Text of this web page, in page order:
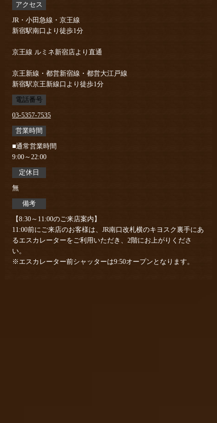
アクセス
JR・小田急線・京王線
新宿駅南口より徒歩1分
京王線 ルミネ新宿店より直通
京王新線・都営新宿線・都営大江戸線
新宿駅京王新線口より徒歩1分
電話番号
03-5357-7535
営業時間
■通常営業時間
9:00～22:00
定休日
無
備考
【8:30～11:00のご来店案内】
11:00前にご来店のお客様は、JR南口改札横のキヨスク裏手にあ
るエスカレーターをご利用いただき、2階にお上がりくださ
い。
※エスカレーター前シャッターは9:50オープンとなります。